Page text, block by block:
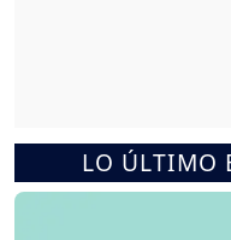
LO ÚLTIMO